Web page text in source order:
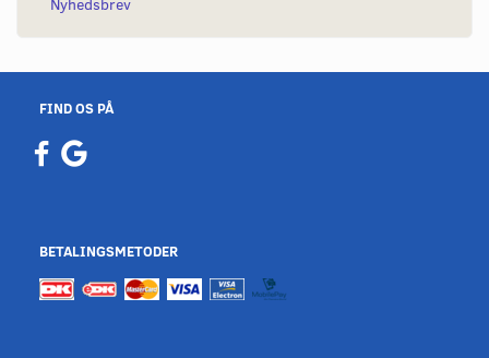
FIND OS PÅ
BETALINGSMETODER